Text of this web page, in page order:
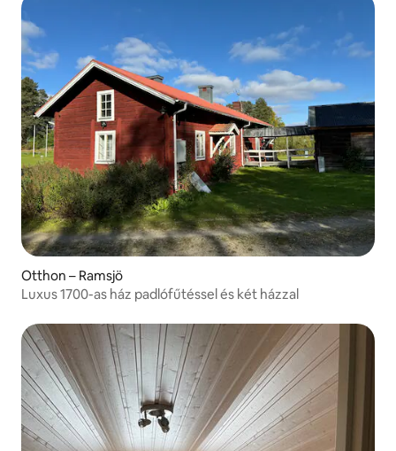
Otthon – Ramsjö
Luxus 1700-as ház padlófűtéssel és két házzal